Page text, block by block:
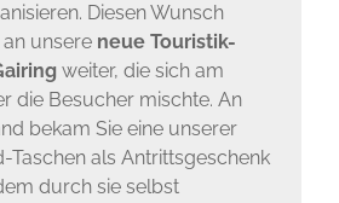
Diesen Wunsch
unsere neue Touristik-
weiter, die sich am
die Besucher mischte. An
bekam Sie eine unserer
Taschen als Antrittsgeschenk
durch sie selbst